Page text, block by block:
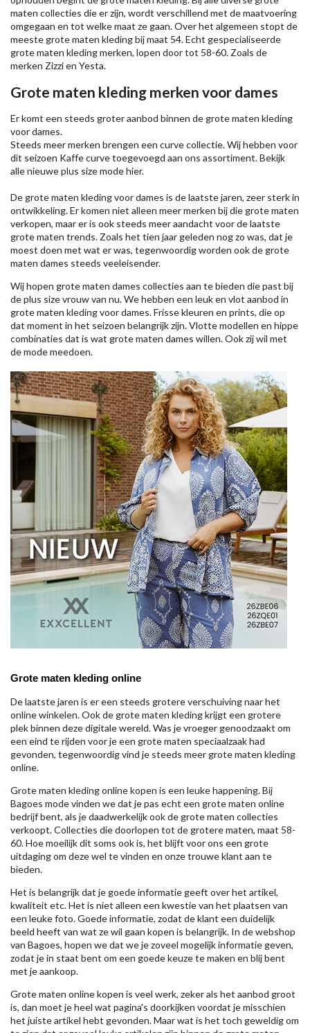
maten collecties die er zijn, wordt verschillend met de maatvoering
omgegaan en tot welke maat ze gaan. Over het algemeen stopt de
meeste grote maten kleding bij maat 54. Echt gespecialiseerde
grote maten kleding merken, lopen door tot 58-60. Zoals de
merken Zizzien Yesta.
Grote maten kleding merken voor dames
Er komt een steeds groter aanbod binnen de grote maten kleding
voor dames.
Steeds meer merken brengen een curve collectie. Wij hebben voor
dit seizoen Kaffecurve toegevoegd aan ons assortiment. Bekijk
alle nieuweplus size modehier.
De grote maten kleding voor dames is de laatste jaren, zeer sterk in
ontwikkeling. Er komen niet alleen meer merken bij die grote maten
verkopen, maar er is ook steeds meer aandacht voor de laatste
grote maten trends. Zoals het tien jaar geleden nog zo was, dat je
moest doen met wat er was, tegenwoordig worden ook de grote
maten dames steeds veeleisender.
Wij hopen grote maten dames collecties aan te bieden die past bij
de plus size vrouw van nu. We hebben een leuk en vlot aanbod in
grote maten kleding voor dames. Frisse kleuren en prints, die op
dat moment in het seizoen belangrijk zijn. Vlotte modellen en hippe
combinaties dat is wat grote maten dames willen. Ook zij wil met
de mode meedoen.
Grote maten kleding online
De laatste jaren is er een steeds grotere verschuiving naar het
online winkelen. Ook de grote maten kleding krijgt een grotere
plek binnen deze digitale wereld. Was je vroeger genoodzaakt om
een eind te rijden voor je een grote maten speciaalzaak had
gevonden, tegenwoordig vind je steeds meer grote maten kleding
online.
Grote maten kleding online kopen is een leuke happening. Bij
Bagoes mode vinden we dat je pas echt een grote maten online
bedrijf bent, als je daadwerkelijk ook de grote maten collecties
verkoopt. Collecties die doorlopen tot de grotere maten, maat 58-
60. Hoe moeilijk dit soms ook is, het blijft voor ons een grote
uitdaging om deze wel te vinden en onze trouwe klant aan te
bieden.
Het is belangrijk dat je goede informatie geeft over het artikel,
kwaliteit etc. Het is niet alleen een kwestie van het plaatsen van
een leuke foto. Goede informatie, zodat de klant een duidelijk
beeld heeft van wat ze wil gaan kopen is belangrijk. In de webshop
van Bagoes, hopen we dat we je zoveel mogelijk informatie geven,
zodat je in staat bent om een goede keuze te maken en blij bent
met je aankoop.
Grote maten online kopen is veel werk, zeker als het aanbod groot
is, dan moet je heel wat pagina's doorkijken voordat je misschien
het juiste artikel hebt gevonden. Maar wat is het toch geweldig om